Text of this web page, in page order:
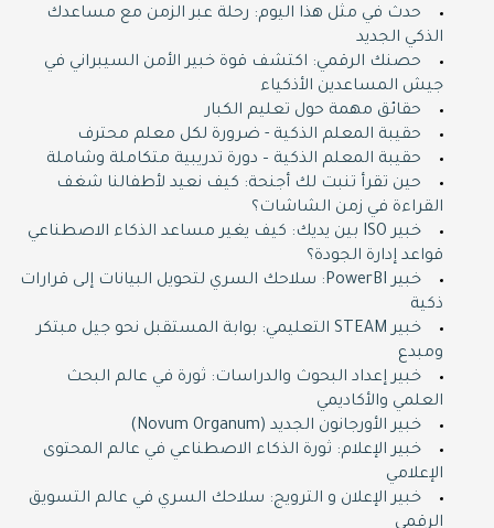
حدث في مثل هذا اليوم: رحلة عبر الزمن مع مساعدك
الذكي الجديد
حصنك الرقمي: اكتشف قوة خبير الأمن السيبراني في
جيش المساعدين الأذكياء
حقائق مهمة حول تعليم الكبار
حقيبة المعلم الذكية - ضرورة لكل معلم محترف
حقيبة المعلم الذكية – دورة تدريبية متكاملة وشاملة
حين تقرأ تنبت لك أجنحة: كيف نعيد لأطفالنا شغف
القراءة في زمن الشاشات؟
خبير ISO بين يديك: كيف يغير مساعد الذكاء الاصطناعي
قواعد إدارة الجودة؟
خبير PowerBI: سلاحك السري لتحويل البيانات إلى قرارات
ذكية
خبير STEAM التعليمي: بوابة المستقبل نحو جيل مبتكر
ومبدع
خبير إعداد البحوث والدراسات: ثورة في عالم البحث
العلمي والأكاديمي
خبير الأورجانون الجديد (Novum Organum)
خبير الإعلام: ثورة الذكاء الاصطناعي في عالم المحتوى
الإعلامي
خبير الإعلان و الترويج: سلاحك السري في عالم التسويق
الرقمي